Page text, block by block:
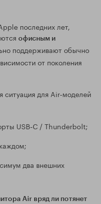
последних лет,
офисным и
поддерживают обычно
от поколения
ситуация для Air‑моделей
USB‑C / Thunderbolt;
два внешних
Air вряд ли потянет